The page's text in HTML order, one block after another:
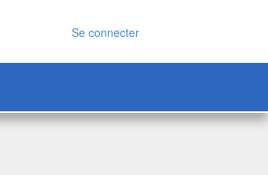
Se connecter